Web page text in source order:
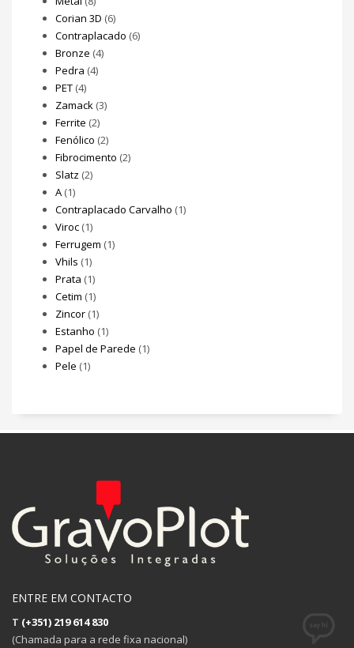
Corian 3D (6)
Contraplacado (6)
Bronze (4)
Pedra (4)
PET (4)
Zamack (3)
Ferrite (2)
Fenólico (2)
Fibrocimento (2)
Slatz (2)
A (1)
Contraplacado Carvalho (1)
Viroc (1)
Ferrugem (1)
Vhils (1)
Prata (1)
Cetim (1)
Zincor (1)
Estanho (1)
Papel de Parede (1)
Pele (1)
ENTRE EM CONTACTO
T (+351) 219 614 830
(Chamada para a rede fixa nacional)